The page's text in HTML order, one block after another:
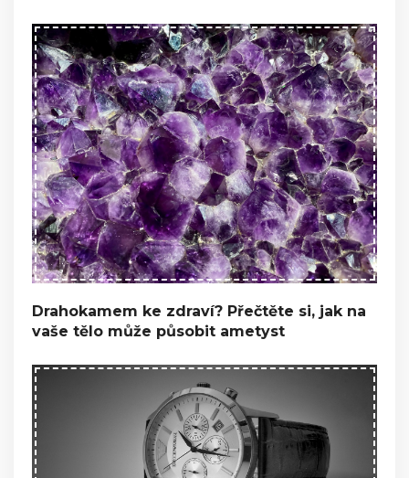
Drahokamem ke zdraví? Přečtěte si, jak na
vaše tělo může působit ametyst